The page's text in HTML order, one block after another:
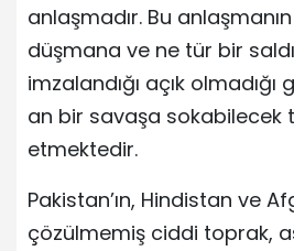
anlaşmadır. Bu
düşmana ve ne tür bir
imzalandığı açık olmadığı
an bir savaşa sokabilecek
etmektedir.
Pakistan’ın, Hindistan ve
çözülmemiş ciddi toprak,